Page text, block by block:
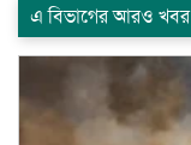
এ বিভাগের আরও খবর